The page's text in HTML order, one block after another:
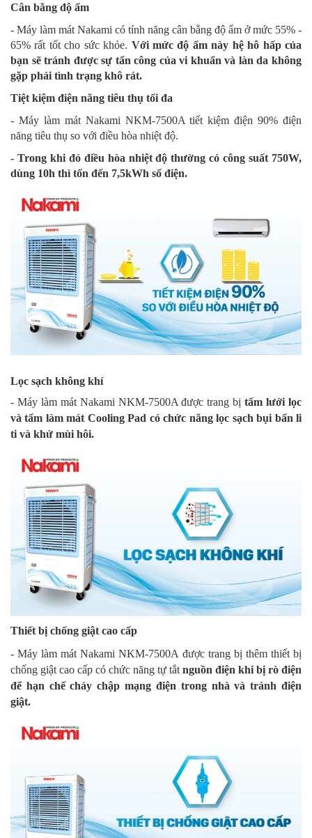
Cân bằng độ ẩm
- Máy làm mát Nakami có tính năng cân bằng độ ẩm ở mức 55% -
65% rất tốt cho sức khỏe. Với mức độ ẩm này hệ hô hấp của
bạn sẽ tránh được sự tấn công của vi khuẩn và làn da không
gặp phải tình trạng khô rát.
Tiệt kiệm điện năng tiêu thụ tối đa
- Máy làm mát Nakami NKM-7500A tiết kiệm điện 90% điện
năng tiêu thụ so với điều hòa nhiệt độ.
- Trong khi đó điều hòa nhiệt độ thường có công suất 750W,
dùng 10h thì tốn đến 7,5kWh số điện.
Lọc sạch không khí
- Máy làm mát Nakami NKM-7500A được trang bịtấm lưới lọc
và tấm làm mát Cooling Pad có chức năng lọc sạch bụi bẩn li
ti và khử mùi hôi.
Thiết bị chống giật cao cấp
- Máy làm mát Nakami NKM-7500A được trang bị thêm thiết bị
chống giật cao cấp có chức năng tự tắt nguồn điện khi bị rò điện
để hạn chế cháy chập mạng điện trong nhà và tránh điện
giật.